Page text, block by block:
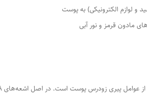
و لوازم الکترونیکی) به پوست
مادون قرمز و نور آبی